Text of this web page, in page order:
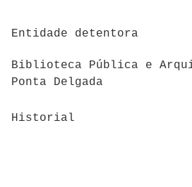
Entidade detentora
Biblioteca Pública e
Ponta Delgada
Historial